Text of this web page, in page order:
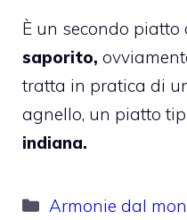
È un secondo piatto
saporito,
tratta in pratica di
agnello, un piatto
indiana.
Categorie
Armonie dal